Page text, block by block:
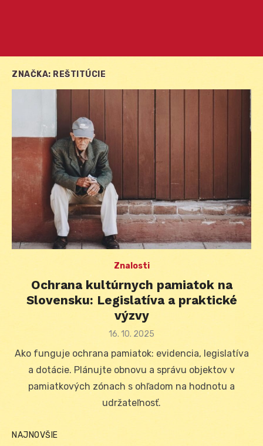
ZNAČKA: REŠTITÚCIE
Znalosti
Ochrana kultúrnych pamiatok na
Slovensku: Legislatíva a praktické
výzvy
Posted
16. 10. 2025
Ako funguje ochrana pamiatok: evidencia, legislatíva
a dotácie. Plánujte obnovu a správu objektov v
pamiatkových zónach s ohľadom na hodnotu a
udržateľnosť.
NAJNOVŠIE